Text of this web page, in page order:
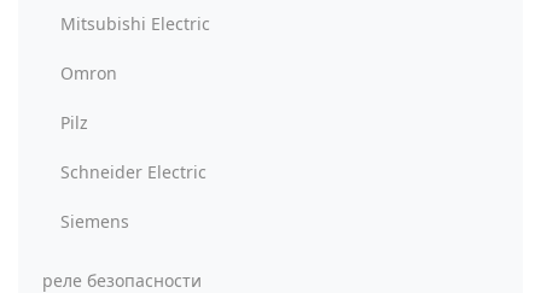
Mitsubishi Electric
Omron
Pilz
Schneider Electric
Siemens
реле безопасности